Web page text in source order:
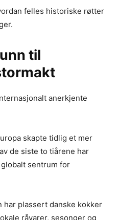
felles historiske røtter
til
anerkjente
skapte tidlig et mer
de siste to tiårene har
sentrum for
har plassert danske kokker
råvarer, sesonger og